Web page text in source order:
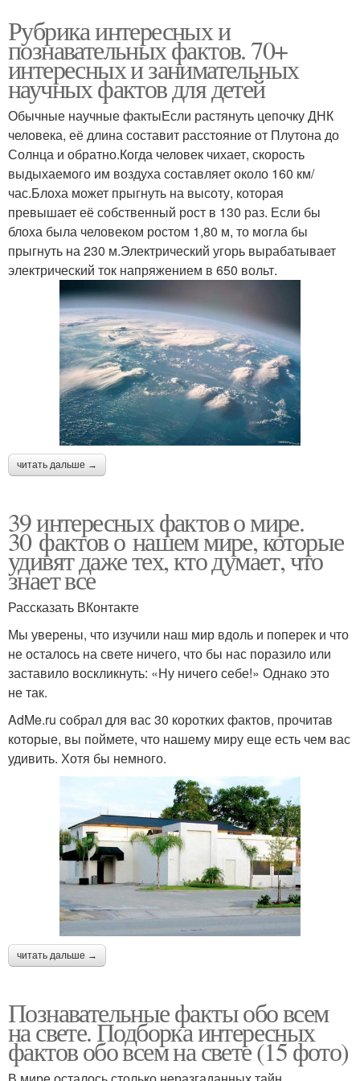
Рубрика интересных и
познавательных фактов. 70+
интересных и занимательных
научных фактов для детей
Обычные научные фактыЕсли растянуть цепочку ДНК
человека, её длина составит расстояние от Плутона до
Солнца и обратно.Когда человек чихает, скорость
выдыхаемого им воздуха составляет около 160 км/
час.Блоха может прыгнуть на высоту, которая
превышает её собственный рост в 130 раз. Если бы
блоха была человеком ростом 1,80 м, то могла бы
прыгнуть на 230 м.Электрический угорь вырабатывает
электрический ток напряжением в 650 вольт.
читать дальше →
39 интересных фактов о мире.
30 фактов о нашем мире, которые
удивят даже тех, кто думает, что
знает все
Рассказать ВКонтакте
Мы уверены, что изучили наш мир вдоль и поперек и что
не осталось на свете ничего, что бы нас поразило или
заставило воскликнуть: «Ну ничего себе!» Однако это
не так.
AdMe.ru собрал для вас 30 коротких фактов, прочитав
которые, вы поймете, что нашему миру еще есть чем вас
удивить. Хотя бы немного.
читать дальше →
Познавательные факты обо всем
на свете. Подборка интересных
фактов обо всем на свете (15 фото)